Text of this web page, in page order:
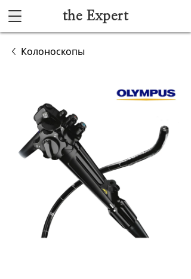
the Expert
Анестезиология и реанимация
Гибкая эндоскопия
Лучевая диагностика
Ультразвуковая диагностика
Офтальмологическое оборудование
Хирургическое оборудование
Колоноскопы